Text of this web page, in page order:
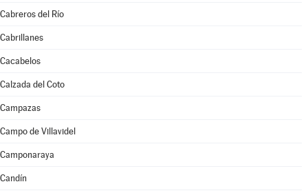
Cabreros del Río
Cabrillanes
Cacabelos
Calzada del Coto
Campazas
Campo de Villavidel
Camponaraya
Candín